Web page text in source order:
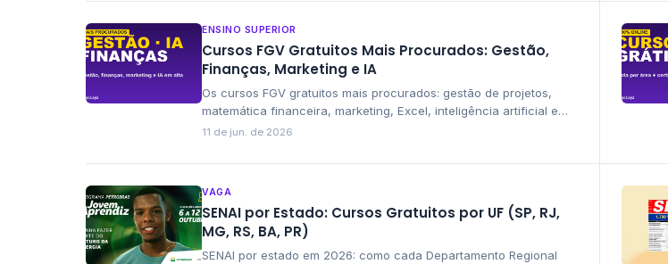
ENSINO SUPERIOR
Cursos FGV Gratuitos Mais Procurados: Gestão,
Finanças, Marketing e IA
Os cursos FGV gratuitos mais procurados: gestão de projetos,
matemática financeira, marketing, Excel, inteligência artificial e
direito. Veja os temas que mais ajudam o currículo e por onde
11 de jun. de 2026
VAGA
SENAI por Estado: Cursos Gratuitos por UF (SP, RJ,
MG, RS, BA, PR)
SENAI por estado em 2026: como cada Departamento Regional